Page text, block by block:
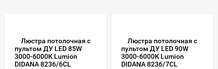
Люстра потолочная с
пультом ДУ LED 85W
3000-6000К Lumion
DIDANA 8236/6CL
Люстра потолочная с
пультом ДУ LED 90W
3000-6000К Lumion
DIDANA 8236/7CL